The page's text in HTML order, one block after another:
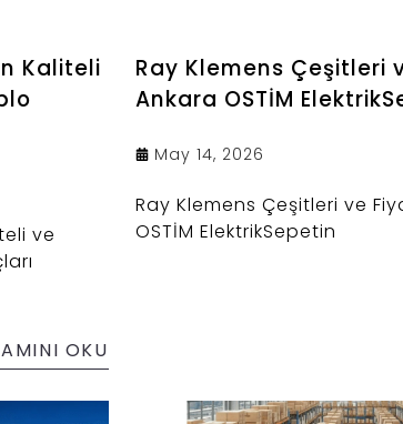
Kaliteli
ve
OKU
Ray Klemens Çeşitleri
Ankara OSTİM
May 14, 2026
Ray Klemens Çeşitleri ve
OSTİM ElektrikSepetin